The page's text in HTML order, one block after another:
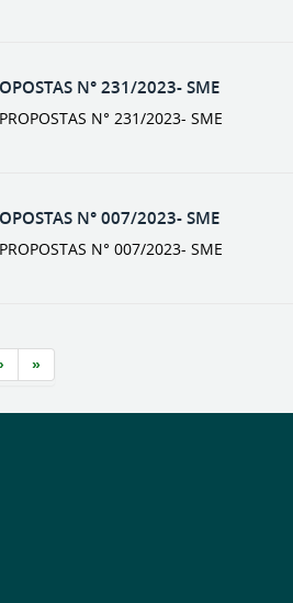
N° 231/2023- SME
N° 231/2023- SME
N° 007/2023- SME
N° 007/2023- SME